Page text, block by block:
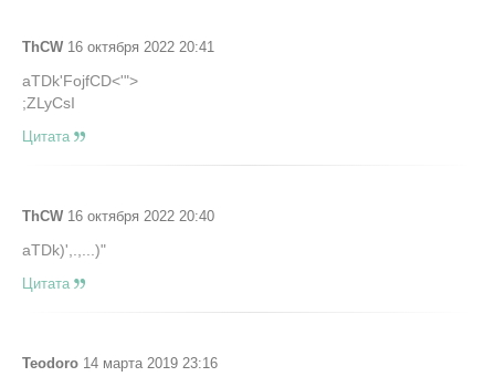
ThCW 16 октября 2022 20:41
aTDk'FojfCD<'">
;ZLyCsI
Цитата
ThCW 16 октября 2022 20:40
aTDk)',.,...)"
Цитата
Teodoro 14 марта 2019 23:16